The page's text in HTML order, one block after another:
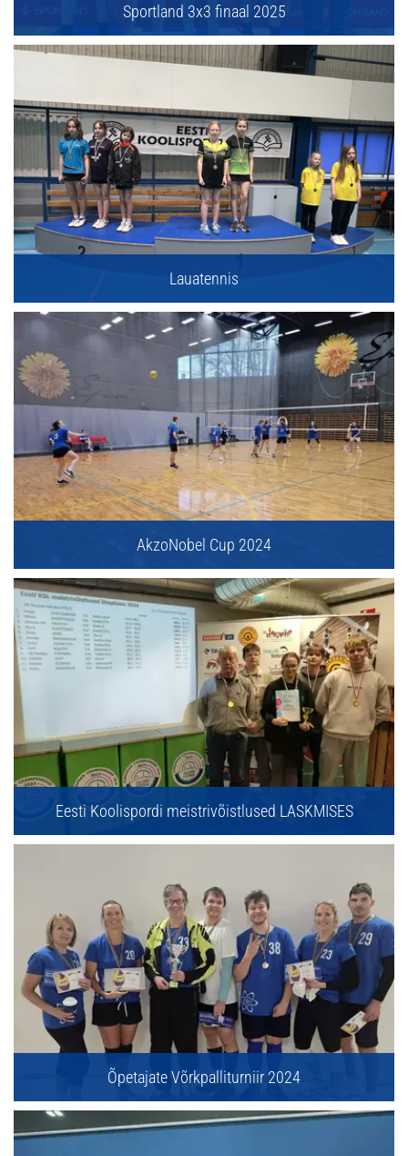
Sportland 3x3 finaal 2025
Lauatennis
AkzoNobel Cup 2024
Eesti Koolispordi meistrivõistlused LASKMISES
Õpetajate Võrkpalliturniir 2024